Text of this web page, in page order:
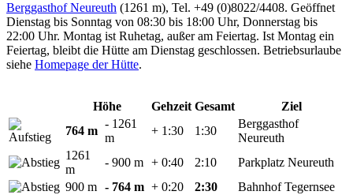
Berggasthof Neureuth (1261 m), Tel. +49 (0)8022/4408. Geöffnet
Dienstag bis Sonntag von 08:30 bis 18:00 Uhr, Donnerstag bis
22:00 Uhr. Montag ist Ruhetag, außer am Feiertag. Ist Montag ein
Feiertag, bleibt die Hütte am Dienstag geschlossen. Betriebsurlaube
siehe Homepage der Hütte.
Höhe Gehzeit Gesamt
Ziel
764 m
- 1261
m
+ 1:30 1:30
Berggasthof
Neureuth
1261
m
- 900 m + 0:40 2:10
Parkplatz Neureuth
900 m - 764 m + 0:20 2:30 Bahnhof Tegernsee